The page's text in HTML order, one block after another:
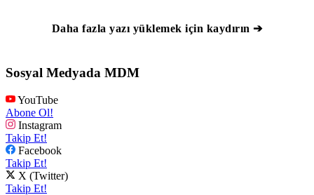
Daha fazla yazı yüklemek için kaydırın ➔
Sosyal Medyada MDM
YouTube
Abone Ol!
Instagram
Takip Et!
Facebook
Takip Et!
X (Twitter)
Takip Et!